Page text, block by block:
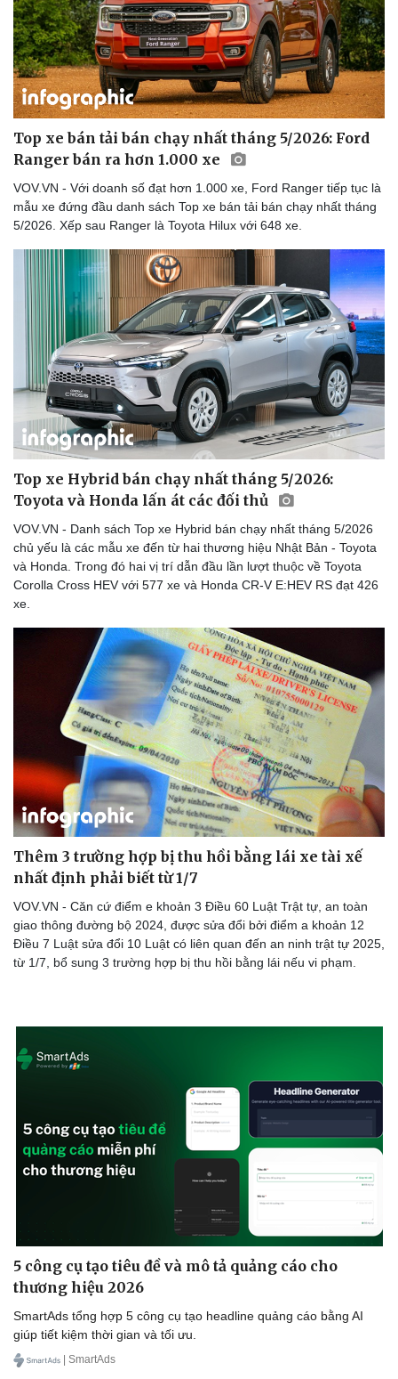
Top xe bán tải bán chạy nhất tháng 5/2026: Ford
Ranger bán ra hơn 1.000 xe
VOV.VN - Với doanh số đạt hơn 1.000 xe, Ford Ranger tiếp tục là
mẫu xe đứng đầu danh sách Top xe bán tải bán chạy nhất tháng
5/2026. Xếp sau Ranger là Toyota Hilux với 648 xe.
Top xe Hybrid bán chạy nhất tháng 5/2026:
Toyota và Honda lấn át các đối thủ
VOV.VN - Danh sách Top xe Hybrid bán chạy nhất tháng 5/2026
chủ yếu là các mẫu xe đến từ hai thương hiệu Nhật Bản - Toyota
và Honda. Trong đó hai vị trí dẫn đầu lần lượt thuộc về Toyota
Corolla Cross HEV với 577 xe và Honda CR-V E:HEV RS đạt 426
xe.
Thêm 3 trường hợp bị thu hồi bằng lái xe tài xế
nhất định phải biết từ 1/7
VOV.VN - Căn cứ điểm e khoản 3 Điều 60 Luật Trật tự, an toàn
giao thông đường bộ 2024, được sửa đổi bởi điểm a khoản 12
Điều 7 Luật sửa đổi 10 Luật có liên quan đến an ninh trật tự 2025,
từ 1/7, bổ sung 3 trường hợp bị thu hồi bằng lái nếu vi phạm.
5 công cụ tạo tiêu đề và mô tả quảng cáo cho
thương hiệu 2026
SmartAds tổng hợp 5 công cụ tạo headline quảng cáo bằng AI
giúp tiết kiệm thời gian và tối ưu.
| SmartAds